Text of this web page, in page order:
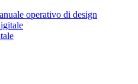
operativo di design